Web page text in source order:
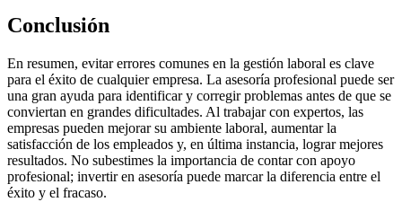
Conclusión
En resumen, evitar errores comunes en la gestión laboral es clave
para el éxito de cualquier empresa. La asesoría profesional puede ser
una gran ayuda para identificar y corregir problemas antes de que se
conviertan en grandes dificultades. Al trabajar con expertos, las
empresas pueden mejorar su ambiente laboral, aumentar la
satisfacción de los empleados y, en última instancia, lograr mejores
resultados. No subestimes la importancia de contar con apoyo
profesional; invertir en asesoría puede marcar la diferencia entre el
éxito y el fracaso.